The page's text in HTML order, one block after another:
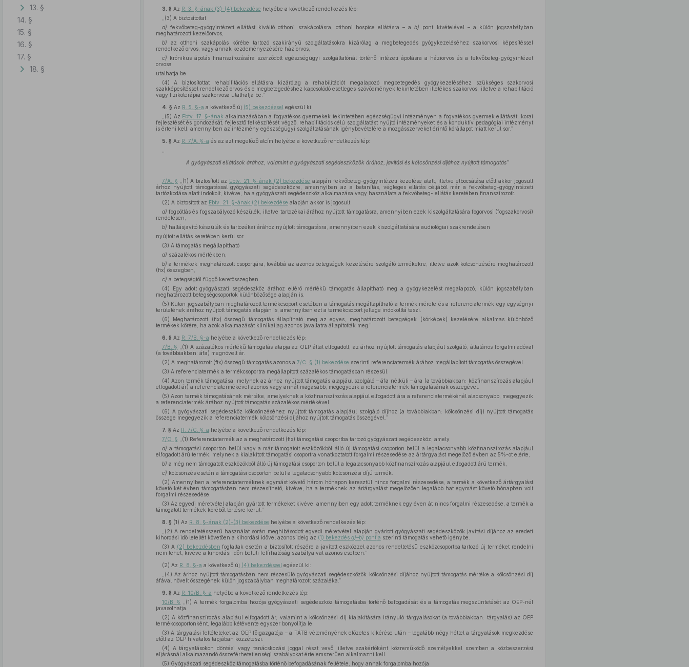
13. §
14. §
15. §
16. §
17. §
18. §
3. § Az R. 3. §-ának (3)–(4) bekezdése helyébe a következő rendelkezés lép:
„(3) A biztosítottat
a) fekvőbeteg-gyógyintézeti ellátást kiváltó otthoni szakápolásra, otthoni hospice ellátásra – ab)
pont kivételével – a külön jogszabályban
meghatározott kezelőorvos,
b) az otthoni szakápolás körébe tartozó szakirányú szolgáltatásokra kizárólag a megbetegedés gyógykezeléséhez szakorvosi képesítéssel
rendelkező orvos, vagy annak kezdeményezésére háziorvos,
c) krónikus ápolás finanszírozására szerződött egészségügyi szolgáltatónál történő intézeti ápolásra a háziorvos és a fekvőbeteg-gyógyintézet
orvosa
utalhatja be.
(4) A biztosítottat rehabilitációs ellátásra kizárólag a rehabilitációt megalapozó megbetegedés gyógykezeléséhez szükséges szakorvosi
szakképesítéssel rendelkező orvos és e megbetegedéshez kapcsolódó esetleges szövődmények tekintetében illetékes szakorvos, illetve a rehabilitáció
vagy fizikoterápia szakorvosa utalhatja be.”
4. § Az R. 5. §-a a következő új (5) bekezdéssel egészül ki:
„(5) Az Ebtv. 17. §-ának alkalmazásában a fogyatékos gyermekek tekintetében egészségügyi intézményen a fogyatékos gyermek ellátását, korai
fejlesztését és gondozását, fejlesztő felkészítését végző, rehabilitációs célú szolgáltatást nyújtó intézményeket és a konduktív pedagógiai intézményt
is érteni kell, amennyiben az intézmény egészségügyi szolgáltatásának igénybevételére a mozgásszerveket érintő kórállapot miatt kerül sor.”
5. § Az R. 7/A. §-a és az azt megelőző alcím helyébe a következő rendelkezés lép:
A gyógyászati ellátások árához, valamint a gyógyászati segédeszközök árához, javítási és kölcsönzési díjához nyújtott támogatás”
7/A. § „(1) A biztosított az Ebtv. 21. §-ának (2) bekezdése alapján fekvőbeteg-gyógyintézeti kezelése alatt, illetve elbocsátása előtt akkor jogosult
árhoz nyújtott támogatással gyógyászati segédeszközre, amennyiben az a betanítás, végleges ellátás céljából már a fekvőbeteg-gyógyintézeti
tartózkodása alatt indokolt, kivéve, ha a gyógyászati segédeszköz alkalmazása vagy használata a fekvőbeteg- ellátás keretében finanszírozott.
(2) A biztosított az Ebtv. 21. §-ának (2) bekezdése alapján akkor is jogosult
a) fogpótlás és fogszabályozó készülék, illetve tartozékai árához nyújtott támogatásra, amennyiben ezek kiszolgáltatására fogorvosi (fogszakorvosi)
rendelésen,
b) hallásjavító készülék és tartozékai árához nyújtott támogatásra, amennyiben ezek kiszolgáltatására audiológiai szakrendelésen
nyújtott ellátás keretében kerül sor.
(3) A támogatás megállapítható
a) százalékos mértékben,
b) a termékek meghatározott csoportjára, továbbá az azonos betegségek kezelésére szolgáló termékekre, illetve azok kölcsönzésére meghatározott
(fix) összegben,
c) a betegségtől függő keretösszegben.
(4) Egy adott gyógyászati segédeszköz árához eltérő mértékű támogatás állapítható meg a gyógykezelést megalapozó, külön jogszabályban
meghatározott betegségcsoportok különbözősége alapján is.
(5) Külön jogszabályban meghatározott termékcsoport esetében a támogatás megállapítható a termék mérete és a referenciatermék egy egységnyi
területének árához nyújtott támogatás alapján is, amennyiben ezt a termékcsoport jellege indokolttá teszi.
(6) Meghatározott (fix) összegű támogatás állapítható meg az egyes, meghatározott betegségek (kórképek) kezelésére alkalmas különböző
termékek körére, ha azok alkalmazását klinikailag azonos javallatra állapították meg.”
6. § Az R. 7/B. §-a helyébe a következő rendelkezés lép:
7/B. §
„(1) A százalékos mértékű támogatás alapja az OEP által elfogadott, az árhoz nyújtott támogatás alapjául szolgáló, általános forgalmi adóval
(a továbbiakban: áfa) megnövelt ár.
(2) A meghatározott (fix) összegű támogatás azonos a 7/C. § (1) bekezdése szerinti referenciatermék árához megállapított támogatás összegével.
(3) A referenciatermék a termékcsoportra megállapított százalékos támogatásban részesül.
(4) Azon termék támogatása, melynek az árhoz nyújtott támogatás alapjául szolgáló – áfa nélküli – ára (a továbbiakban: közfinanszírozás alapjául
elfogadott ár) a referenciatermékével azonos vagy annál magasabb, megegyezik a referenciatermék támogatásának összegével.
(5) Azon termék támogatásának mértéke, amelyeknek a közfinanszírozás alapjául elfogadott ára a referenciatermékénél alacsonyabb, megegyezik
a referenciatermék árához nyújtott támogatás százalékos mértékével.
(6) A gyógyászati segédeszköz kölcsönzéséhez nyújtott támogatás alapjául szolgáló díjhoz (a továbbiakban: kölcsönzési díj) nyújtott támogatás
összege megegyezik a referenciatermék kölcsönzési díjához nyújtott támogatás összegével.”
7. § Az R. 7/C. §-a helyébe a következő rendelkezés lép:
7/C. § „(1) Referenciatermék az a meghatározott (fix) támogatási csoportba tartozó gyógyászati segédeszköz, amely
a) a támogatási csoporton belül vagy a már támogatott eszközökből álló új támogatási csoporton belül a legalacsonyabb közfinanszírozás alapjául
elfogadott árú termék, melynek a kialakított támogatási csoportra vonatkoztatott forgalmi részesedése az ártárgyalást megelőző évben az 5%-ot elérte,
b) a még nem támogatott eszközökből álló új támogatási csoporton belül a legalacsonyabb közfinanszírozás alapjául elfogadott árú termék,
c) kölcsönzés esetén a támogatási csoporton belül a legalacsonyabb kölcsönzési díjú termék.
(2) Amennyiben a referenciaterméknek egymást követő három hónapon keresztül nincs forgalmi részesedése, a termék a következő ártárgyalást
követő két évben támogatásban nem részesíthető, kivéve, ha a terméknek az ártárgyalást megelőzően legalább hat egymást követő hónapban volt
forgalmi részesedése.
(3) Az egyedi méretvétel alapján gyártott termékeket kivéve, amennyiben egy adott terméknek egy éven át nincs forgalmi részesedése, a termék a
támogatott termékek köréből törlésre kerül.”
8. § (1) Az R. 8. §-ának (2)–(3) bekezdése helyébe a következő rendelkezés lép:
„(2) A rendeltetésszerű használat során meghibásodott egyedi méretvétel alapján gyártott gyógyászati segédeszközök javítási díjához az eredeti
kihordási idő leteltét követően a kihordási idővel azonos ideig az (1) bekezdés a)–b) pontja szerinti támogatás vehető igénybe.
(3) A (2) bekezdésben foglaltak esetén a biztosított részére a javított eszközzel azonos rendeltetésű eszközcsoportba tartozó új terméket rendelni
nem lehet, kivéve a kihordási időn belüli felírhatóság szabályaival azonos esetben.”
(2) Az R. 8. §-a a következő új (4) bekezdéssel egészül ki:
„(4) Az árhoz nyújtott támogatásban nem részesülő gyógyászati segédeszközök kölcsönzési díjához nyújtott támogatás mértéke a kölcsönzési díj
áfával növelt összegének külön jogszabályban meghatározott százaléka.”
9. § Az R. 10/B. §-a helyébe a következő rendelkezés lép:
10/B. §
„(1) A termék forgalomba hozója gyógyászati segédeszköz támogatásba történő befogadását és a támogatás megszüntetését az OEP-nél
javasolhatja.
(2) A közfinanszírozás alapjául elfogadott ár, valamint a kölcsönzési díj kialakítására irányuló tárgyalásokat (a továbbiakban: tárgyalás) az OEP
termékcsoportonként, legalább kétévente egyszer bonyolítja le.
(3) A tárgyalási feltételeket az OEP főigazgatója – a TÁTB véleményének előzetes kikérése után – legalább négy héttel a tárgyalások megkezdése
előtt az OEP hivatalos lapjában közzéteszi.
(4) A tárgyalásokon döntési vagy tanácskozási joggal részt vevő, illetve szakértőként közreműködő személyekkel szemben a közbeszerzési
eljárásnál alkalmazandó összeférhetetlenségi szabályokat értelemszerűen alkalmazni kell.
(5) Gyógyászati segédeszköz támogatásba történő befogadásának feltétele, hogy annak forgalomba hozója